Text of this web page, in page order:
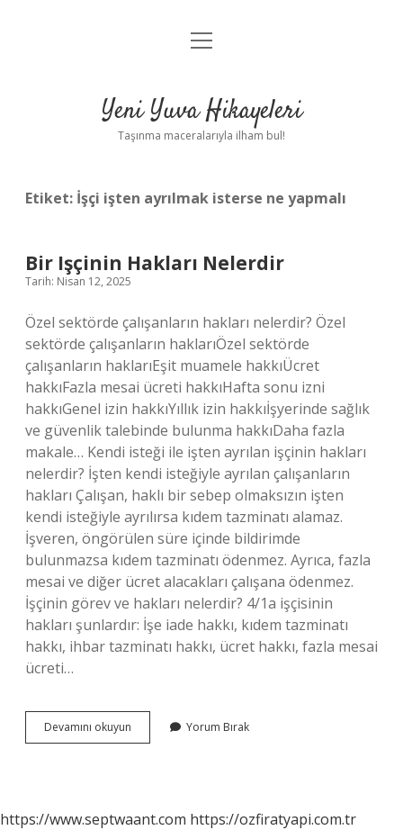
Anasayfa
Yasal Uyarı
menüyü
Yeni Yuva Hikayeleri
Taşınma maceralarıyla ilham bul!
Etiket: İşçi işten ayrılmak isterse ne yapmalı
Bir Işçinin Hakları Nelerdir
Tarih: Nisan 12, 2025
Özel sektörde çalışanların hakları nelerdir? Özel
sektörde çalışanların haklarıÖzel sektörde
çalışanların haklarıEşit muamele hakkıÜcret
hakkıFazla mesai ücreti hakkıHafta sonu izni
hakkıGenel izin hakkıYıllık izin hakkıİşyerinde sağlık
ve güvenlik talebinde bulunma hakkıDaha fazla
makale… Kendi isteği ile işten ayrılan işçinin hakları
nelerdir? İşten kendi isteğiyle ayrılan çalışanların
hakları Çalışan, haklı bir sebep olmaksızın işten
kendi isteğiyle ayrılırsa kıdem tazminatı alamaz.
İşveren, öngörülen süre içinde bildirimde
bulunmazsa kıdem tazminatı ödenmez. Ayrıca, fazla
mesai ve diğer ücret alacakları çalışana ödenmez.
İşçinin görev ve hakları nelerdir? 4/1a işçisinin
hakları şunlardır: İşe iade hakkı, kıdem tazminatı
hakkı, ihbar tazminatı hakkı, ücret hakkı, fazla mesai
ücreti…
Devamını okuyun
Işçinin
Yorum Bırak
https://www.septwaant.com https://ozfiratyapi.com.tr